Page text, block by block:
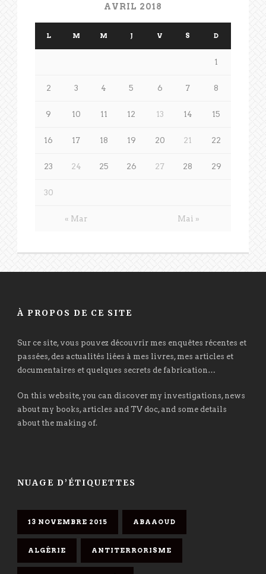
AVRIL 2018
L M M J V S D
« Mar Mai »
1
2 3 4 5 6 7 8
9 10 11 12 13 14 15
16 17 18 19 20 21 22
23 24 25 26 27 28 29
30
À PROPOS DE CE SITE
Sur ce site, vous pouvez découvrir mes enquêtes récentes et
passées, des actualités liées à mes livres, mes articles et
documentaires et quelques secrets de fabrication…
On this website, you can discover my investigations, news
about my books, articles and TV doc, and some details
about the making of.
NUAGE D’ÉTIQUETTES
13 NOVEMBRE 2015 ABAAOUD
ALGÉRIE ANTITERRORISME